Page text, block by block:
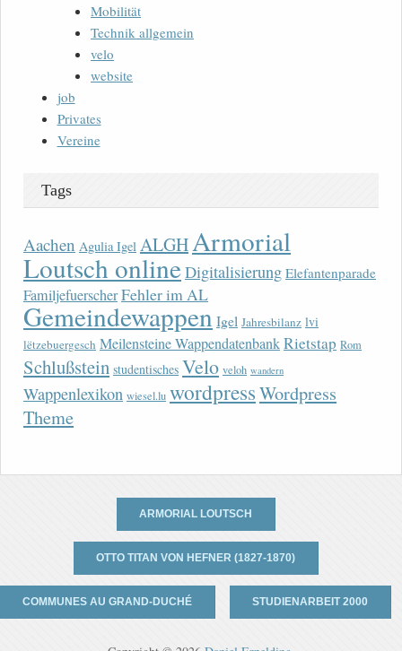
Mobilität
Technik allgemein
velo
website
job
Privates
Vereine
Tags
Aachen Agulia Igel ALGHArmorial
Loutsch onlineDigitalisierung Elefantenparade
FamiljefuerscherFehler im AL
Gemeindewappen Igel Jahresbilanz lvi
lëtzebuergesch Meilensteine WappendatenbankRietstap Rom
Schlußstein studentisches Velo veloh wandern
Wappenlexikon wiesel.lu wordpressWordpress
Theme
ARMORIAL LOUTSCH
OTTO TITAN VON HEFNER (1827-1870)
COMMUNES AU GRAND-DUCHÉ STUDIENARBEIT 2000